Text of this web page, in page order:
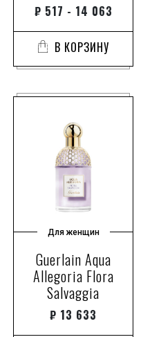
₽ 517 - 14 063
В КОРЗИНУ
Для женщин
Guerlain Aqua
Allegoria Flora
Salvaggia
₽ 13 633